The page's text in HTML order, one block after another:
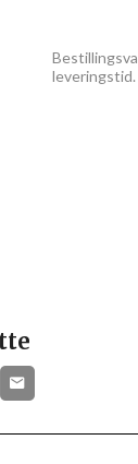
leveringstid.